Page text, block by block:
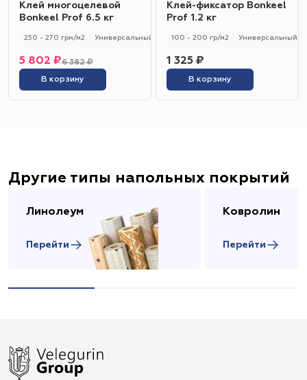
Клей многоцелевой
Bonkeel Prof 6.5 кг
250 - 270 грм/м2 Универсальный 250 - 270 гр/м2
6 382 ₽
5 802 ₽
В корзину
Клей-фиксатор Bonkeel
Prof 1.2 кг
100 - 200 гр/м2 Универсальный
1 325 ₽
В корзину
Другие типы напольных покрытий
Линолеум
Перейти
Ковролин
Перейти